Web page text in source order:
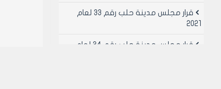
قرار مجلس مدينة حلب رقم 33 لعام
2021
قرار مجلس مدينة حلب رقم 34 لعام